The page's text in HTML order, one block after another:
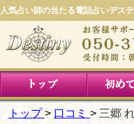
人気占い師の当たる電話占いデス
トップ 口コミ 三郷